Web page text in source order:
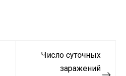
Число суточных
заражений